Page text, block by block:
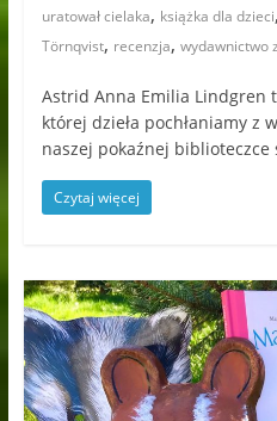
uratował cielaka, książka dla dzieci,
Törnqvist, recenzja, wydawnictwo
Astrid Anna Emilia Lindgren
której dzieła pochłaniamy z
naszej pokaźnej biblioteczce
Czytaj więcej